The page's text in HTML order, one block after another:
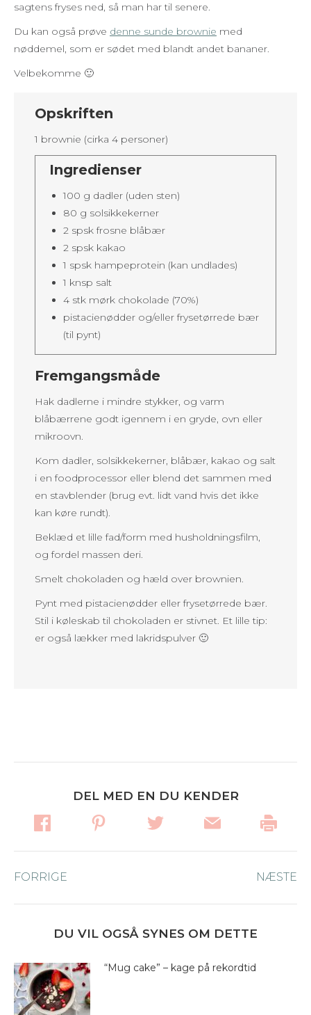
sagtens fryses ned, så man har til senere.
Du kan også prøve denne sunde brownie med
nøddemel, som er sødet med blandt andet bananer.
Velbekomme 🙂
Opskriften
1 brownie (cirka 4 personer)
Ingredienser
100 g dadler (uden sten)
80 g solsikkekerner
2 spsk frosne blåbær
2 spsk kakao
1 spsk hampeprotein (kan undlades)
1 knsp salt
4 stk mørk chokolade (70%)
pistacienødder og/eller frysetørrede bær
(til pynt)
Fremgangsmåde
Hak dadlerne i mindre stykker, og varm
blåbærrene godt igennem i en gryde, ovn eller
mikroovn.
Kom dadler, solsikkekerner, blåbær, kakao og salt
i en foodprocessor eller blend det sammen med
en stavblender (brug evt. lidt vand hvis det ikke
kan køre rundt).
Beklæd et lille fad/form med husholdningsfilm,
og fordel massen deri.
Smelt chokoladen og hæld over brownien.
Pynt med pistacienødder eller frysetørrede bær.
Stil i køleskab til chokoladen er stivnet. Et lille tip:
er også lækker med lakridspulver 🙂
DEL MED EN DU KENDER
navigation
FORRIGE NÆSTE
DU VIL OGSÅ SYNES OM DETTE
“Mug cake” – kage på rekordtid